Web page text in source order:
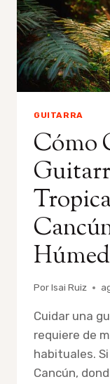
GUITARRA
Cómo
PorIsai Ruiz
Cuidar una
requiere de
habituales.
Cancún,